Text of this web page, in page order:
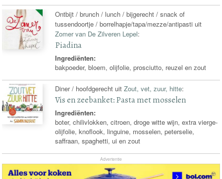
Ontbijt / brunch / lunch / bijgerecht / snack of
tussendoortje / borrelhapje/tapa/mezze/antipasti uit
Zomer van De Zilveren Lepel:
Piadina
Ingrediënten:
bakpoeder, bloem, olijfolie, prosciutto, reuzel en zout
Diner / hoofdgerecht uitZout, vet, zuur, hitte:
Vis en zeebanket: Pasta met mosselen
Ingrediënten:
boter, chilivlokken, citroen, droge witte wijn, extra vierge-
olijfolie, knoflook, linguine, mosselen, peterselie,
saffraan, spaghetti, ui en zout
Advertentie